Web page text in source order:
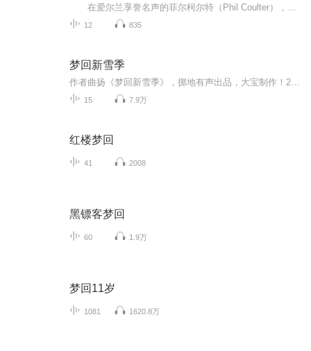
12 835
梦回新雪季
15 7.9万
红楼梦回
41 2008
黑镖客梦回
60 1.9万
梦回11岁
1081 1620.8万